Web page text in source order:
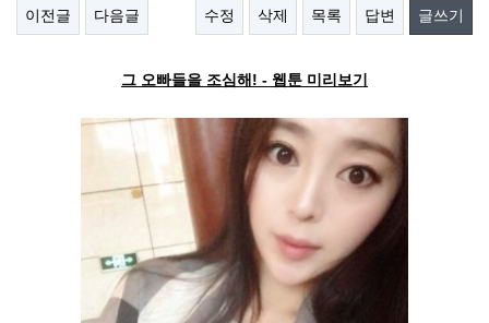
이전글 다음글 수정 삭제 목록 답변 글쓰기
그 오빠들을 조심해! - 웹툰 미리보기